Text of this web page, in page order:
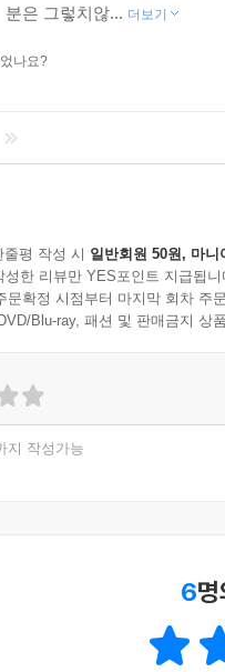
분은 그렇치않... 더보기
나요?
평 작성 시 일반회원 50원, 마니
한 리뷰만 YES포인트 지급됩니
문확정 시점부터 마지막 회차 주
Blu-ray, 패션 및 판매금지 상
지 작성가능
6